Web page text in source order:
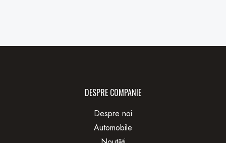
DESPRE COMPANIE
Despre noi
Automobile